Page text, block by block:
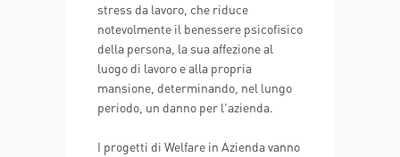
stress da lavoro, che riduce
notevolmente il benessere psicofisico
della persona, la sua affezione al
luogo di lavoro e alla propria
mansione, determinando, nel lungo
periodo, un danno per l'azienda.
I progetti di Welfare in Azienda vanno